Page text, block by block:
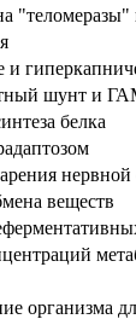
"теломеразы"
и
шунт и
белка
веществ
организма